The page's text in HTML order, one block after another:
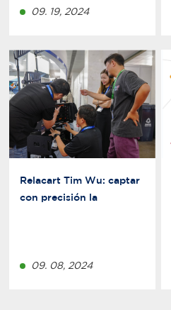
sigamos adelante!
09. 19, 2024
Relacart Tim Wu: captar
con precisión la
09. 08, 2024